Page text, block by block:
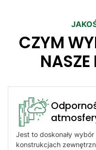
CZYM
NASZE
Jest to doskonały
konstrukcjach